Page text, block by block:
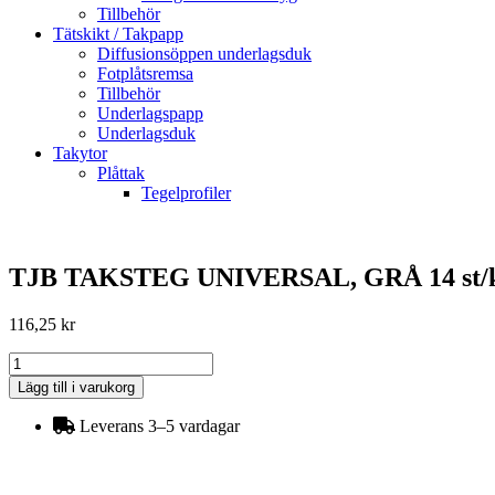
Tillbehör
Tätskikt / Takpapp
Diffusionsöppen underlagsduk
Fotplåtsremsa
Tillbehör
Underlagspapp
Underlagsduk
Takytor
Plåttak
Tegelprofiler
TJB TAKSTEG UNIVERSAL, GRÅ 14
116,25 kr
TJB
TAKSTEG
UNIVERSAL,
GRÅ
Lägg till i varukorg
Leverans 3–5 vardagar